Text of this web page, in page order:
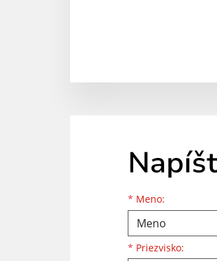
* Meno:
Meno
* Priezvisko:
Priezvisko
E-mailová adresa